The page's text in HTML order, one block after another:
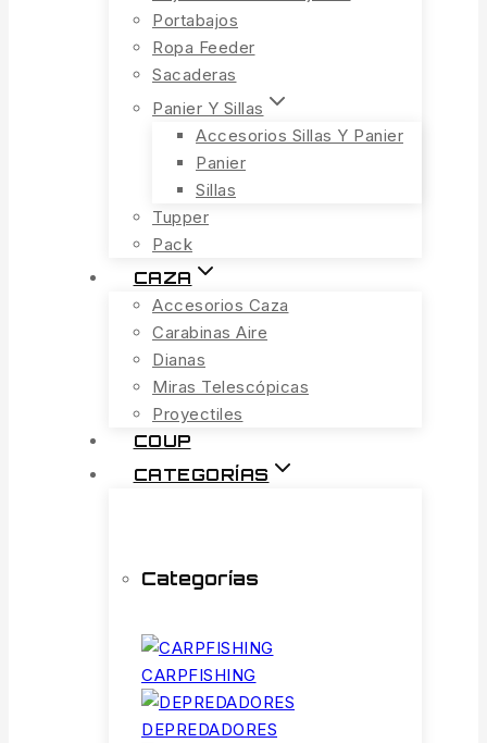
Portabajos
Ropa Feeder
Sacaderas
Panier Y Sillas
Accesorios Sillas Y Panier
Panier
Sillas
Tupper
Pack
CAZA
Accesorios Caza
Carabinas Aire
Dianas
Miras Telescópicas
Proyectiles
COUP
CATEGORÍAS
Categorías
CARPFISHING
DEPREDADORES